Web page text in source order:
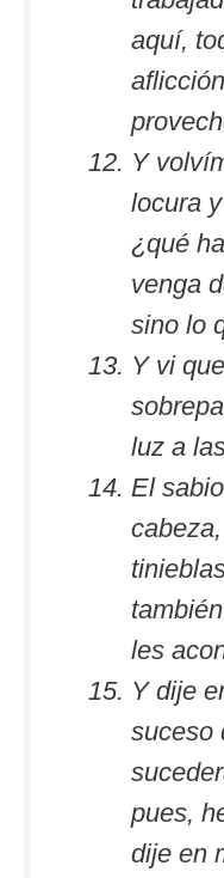
aquí,
Y
locura
¿qué
venga
sino lo
Y vi
luz a
El
les
Y dije
suceso
pues,
dije en